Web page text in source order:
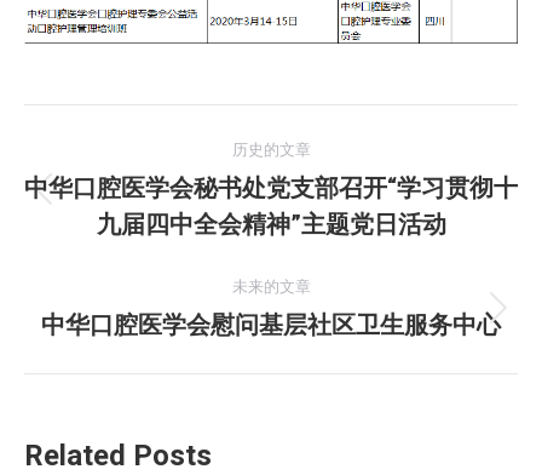
章
历史的文章
历
史
文
章：
中华口腔医学会秘书处党支部召开“学习贯彻十
九届四中全会精神”主题党日活动
未来的文章
未
中华口腔医学会慰问基层社区卫生服务中心
Related Posts